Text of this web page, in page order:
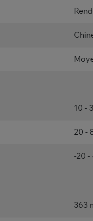
10 -
20 -
-20 -
363